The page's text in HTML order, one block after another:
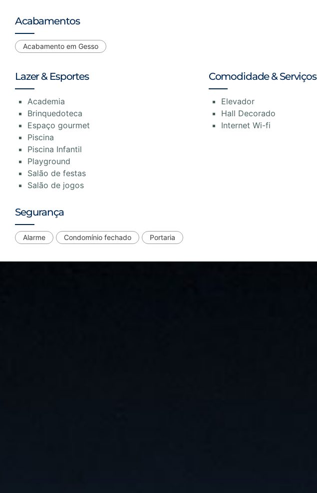
Acabamentos
Acabamento em Gesso
Lazer & Esportes
Academia
Brinquedoteca
Espaço gourmet
Piscina
Piscina Infantil
Playground
Salão de festas
Salão de jogos
Comodidade & Serviços
Elevador
Hall Decorado
Internet Wi-fi
Segurança
Alarme Condomínio fechado Portaria